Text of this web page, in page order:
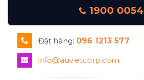
1900 0054
Đặt hàng: 096 1213 577
info@auvietcorp.com